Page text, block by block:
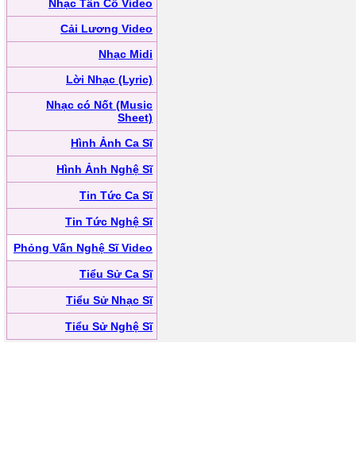
Nhạc Tân Cổ Video
Cải Lương Video
Nhạc Midi
Lời Nhạc (Lyric)
Nhạc có Nốt (Music
Sheet)
Hình Ảnh Ca Sĩ
Hình Ảnh Nghệ Sĩ
Tin Tức Ca Sĩ
Tin Tức Nghệ Sĩ
Phỏng Vấn Nghệ Sĩ Video
Tiểu Sử Ca Sĩ
Tiểu Sử Nhạc Sĩ
Tiểu Sử Nghệ Sĩ